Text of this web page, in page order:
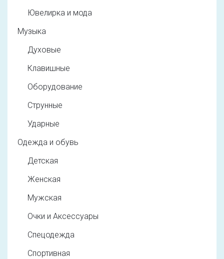
Ювелирка и мода
Музыка
Духовые
Клавишные
Оборудование
Струнные
Ударные
Одежда и обувь
Детская
Женская
Мужская
Очки и Аксессуары
Спецодежда
Спортивная